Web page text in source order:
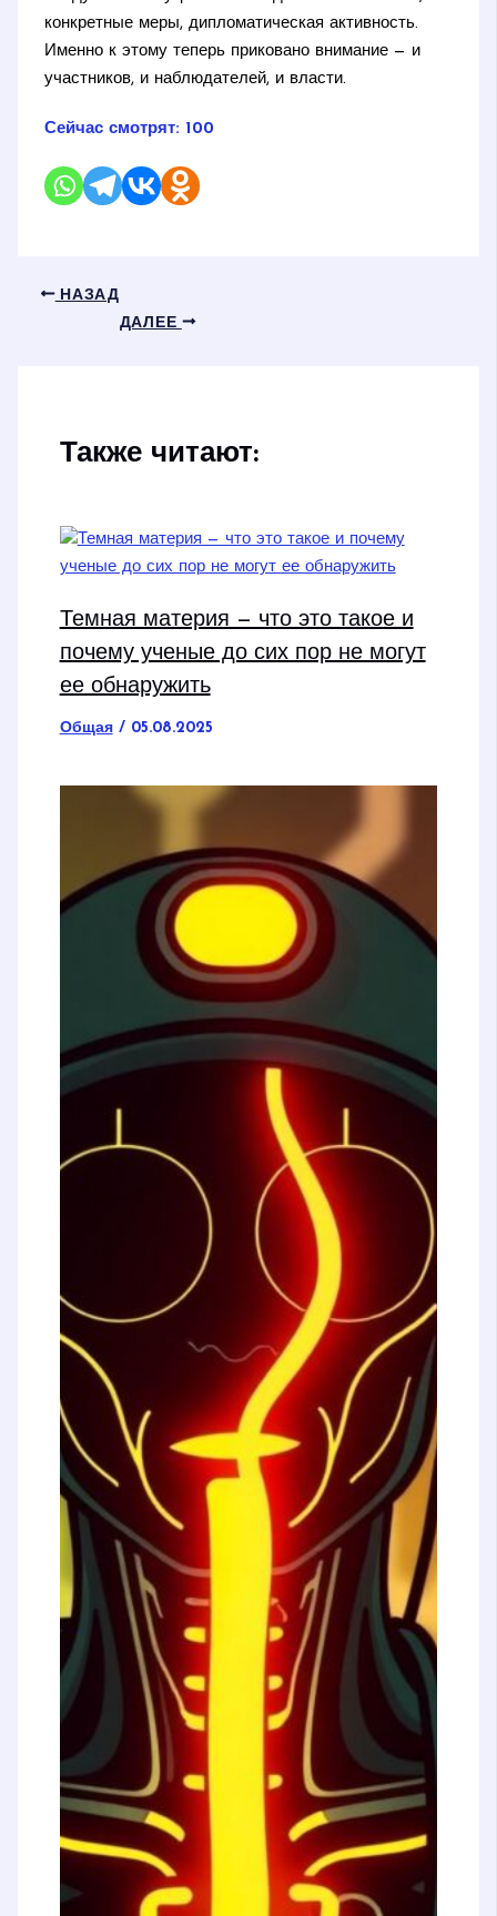
конкретные меры, дипломатическая активность.
Именно к этому теперь приковано внимание — и
участников, и наблюдателей, и власти.
Сейчас смотрят: 100
НАЗАД
ДАЛЕЕ
Также читают:
Темная материя — что это такое и
почему ученые до сих пор не могут
ее обнаружить
Общая/ 05.08.2025